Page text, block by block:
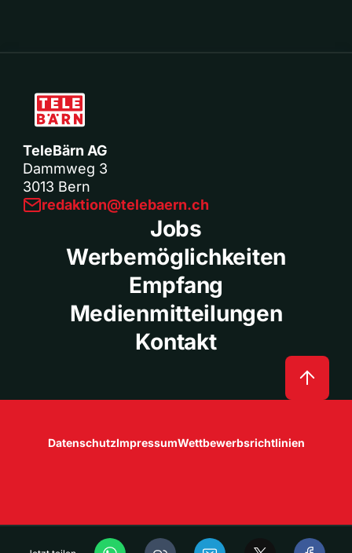
TeleBärn AG
Dammweg 3
3013 Bern
redaktion@telebaern.ch
Jobs
Werbemöglichkeiten
Empfang
Medienmitteilungen
Kontakt
DatenschutzImpressumWettbewerbsrichtlinien